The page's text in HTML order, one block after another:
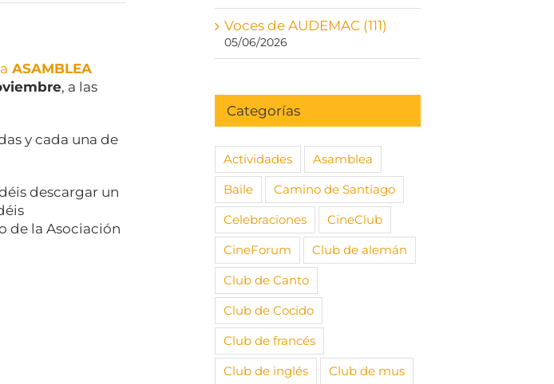
ASAMBLEA
, a las
y cada una de
descargar un
de la Asociación
Voces de AUDEMAC (111)
05/06/2026
Categorías
Actividades
Asamblea
Baile
Camino de Santiago
Celebraciones
CineClub
CineForum
Club de alemán
Club de Canto
Club de Cocido
Club de francés
Club de inglés
Club de mus